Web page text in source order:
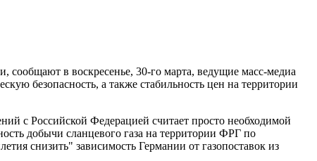
сообщают в воскресенье, 30-го марта, ведущие масс-медиа
безопасность, а также стабильность цен на территории
с Российской Федерацией считает просто необходимой
добычи сланцевого газа на территории ФРГ по
снизить" зависимость Германии от газопоставок из